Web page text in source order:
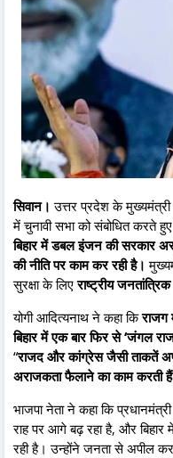
सिवान। उत्तर प्रदेश के मुख्यमंत्री
में चुनावी सभा को संबोधित करते हुए
बिहार में डबल इंजन की सरकार
की नीति पर काम कर रही है।
सुरक्षा के लिएराष्ट्रीय
योगी आदित्यनाथ ने कहा किराजग
बिहार में एक बार फिर से ‘जंगल
“राजद और कांग्रेस जैसी ताकतें
अराजकता फैलाने का काम करती
भाजपा नेता ने कहा कि
राह पर आगे बढ़ रहा है, और बिहार
रही है। उन्होंने जनता से अपील